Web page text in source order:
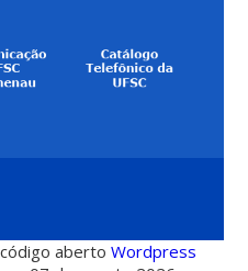
código abertoWordpress